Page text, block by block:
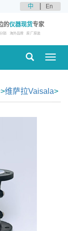
中 En
的仪器现货专家
分销 海外品牌 原厂原装
>维萨拉Vaisala>